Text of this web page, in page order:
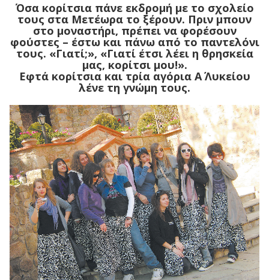
Όσα κορίτσια πάνε εκδρομή με το σχολείο
τους στα Μετέωρα το ξέρουν. Πριν μπουν
στο μοναστήρι, πρέπει να φορέσουν
φούστες – έστω και πάνω από το παντελόνι
τους. «Γιατί;», «Γιατί έτσι λέει η θρησκεία
μας, κορίτσι μου!».
Εφτά κορίτσια και τρία αγόρια Α΄ Λυκείου
λένε τη γνώμη τους.